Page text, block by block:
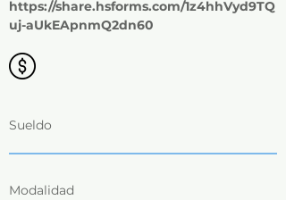
https://share.hsforms.com/1z4hhVyd9TQ
uj-aUkEApnmQ2dn60
Sueldo
Modalidad